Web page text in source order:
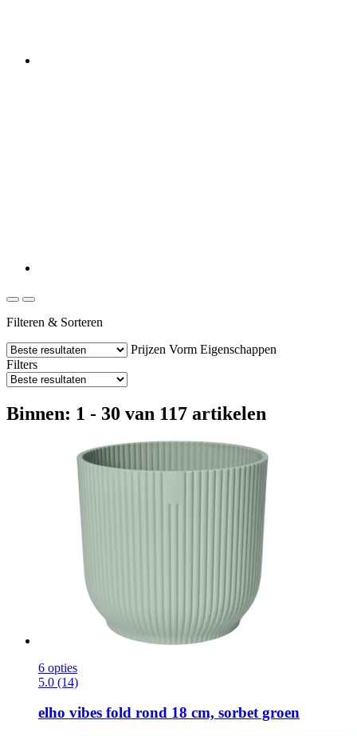
Filteren & Sorteren
Prijzen Vorm Eigenschappen
Filters
Binnen: 1 - 30 van 117 artikelen
6 opties
5.0 (14)
elho vibes fold rond 18 cm, sorbet groen